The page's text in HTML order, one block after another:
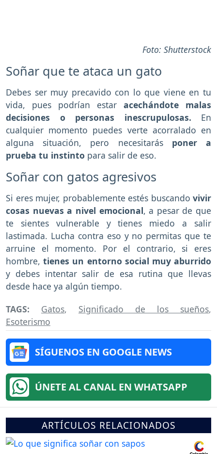
Foto: Shutterstock
Soñar que te ataca un gato
Debes ser muy precavido con lo que viene en tu
vida, pues podrían estar acechándote malas
decisiones o personas inescrupulosas. En
cualquier momento puedes verte acorralado en
alguna situación, pero necesitarás poner a
prueba tu instinto para salir de eso.
Soñar con gatos agresivos
Si eres mujer, probablemente estés buscando vivir
cosas nuevas a nivel emocional, a pesar de que
te sientes vulnerable y tienes miedo a salir
lastimada. Lucha contra eso y no permitas que te
arruine el momento. Por el contrario, si eres
hombre,tienes un entorno social muy aburrido
y debes intentar salir de esa rutina que llevas
desde hace ya algún tiempo.
TAGS: Gatos, Significado de los sueños,
Esoterismo
SÍGUENOS EN GOOGLE NEWS
ÚNETE AL CANAL EN WHATSAPP
ARTÍCULOS RELACIONADOS